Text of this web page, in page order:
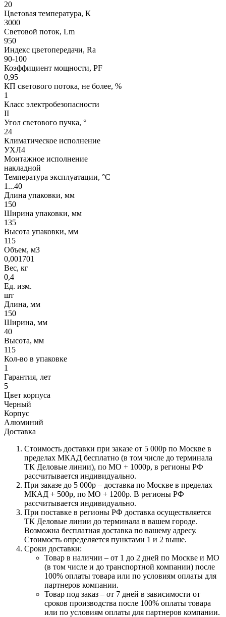
20
Цветовая температура, К
3000
Световой поток, Lm
950
Индекс цветопередачи, Ra
90-100
Коэффициент мощности, PF
0,95
КП светового потока, не более, %
1
Класс электробезопасности
II
Угол светового пучка, °
24
Климатическое исполнение
УХЛ4
Монтажное исполнение
накладной
Температура эксплуатации, °С
1...40
Длина упаковки, мм
150
Ширина упаковки, мм
135
Высота упаковки, мм
115
Объем, м3
0,001701
Вес, кг
0,4
Ед. изм.
шт
Длина, мм
150
Ширина, мм
40
Высота, мм
115
Кол-во в упаковке
1
Гарантия, лет
5
Цвет корпуса
Черный
Корпус
Алюминий
Доставка
Стоимость доставки при заказе от 5 000р по Москве в
пределах МКАД бесплатно (в том числе до терминала
ТК Деловые линии), по МО + 1000р, в регионы РФ
рассчитывается индивидуально.
При заказе до 5 000р – доставка по Москве в пределах
МКАД + 500р, по МО + 1200р. В регионы РФ
рассчитывается индивидуально.
При поставке в регионы РФ доставка осуществляется
ТК Деловые линии до терминала в вашем городе.
Возможна бесплатная доставка по вашему адресу.
Стоимость определяется пунктами 1 и 2 выше.
Сроки доставки:
Товар в наличии – от 1 до 2 дней по Москве и МО
(в том числе и до транспортной компании) после
100% оплаты товара или по условиям оплаты для
партнеров компании.
Товар под заказ – от 7 дней в зависимости от
сроков производства после 100% оплаты товара
или по условиям оплаты для партнеров компании.